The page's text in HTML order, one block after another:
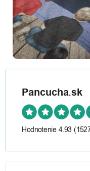
Pancucha.sk
Hodnotenie 4.93